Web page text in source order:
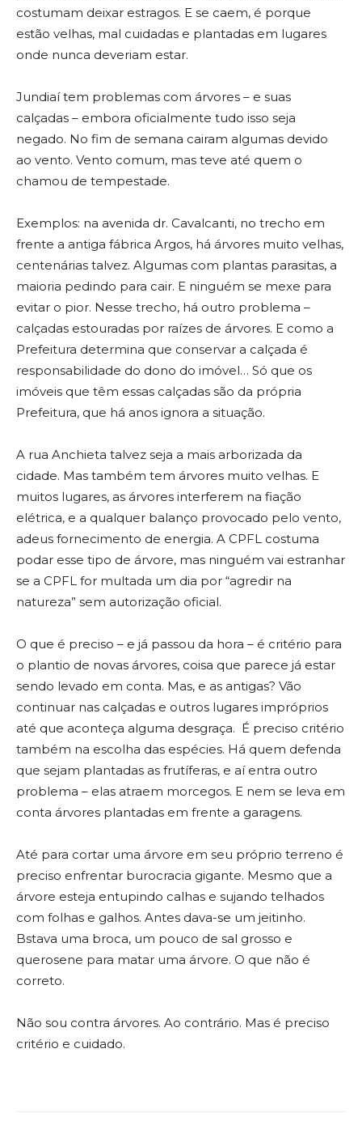
costumam deixar estragos. E se caem, é porque
estão velhas, mal cuidadas e plantadas em lugares
onde nunca deveriam estar.
Jundiaí tem problemas com árvores – e suas
calçadas – embora oficialmente tudo isso seja
negado. No fim de semana cairam algumas devido
ao vento. Vento comum, mas teve até quem o
chamou de tempestade.
Exemplos: na avenida dr. Cavalcanti, no trecho em
frente a antiga fábrica Argos, há árvores muito velhas,
centenárias talvez. Algumas com plantas parasitas, a
maioria pedindo para cair. E ninguém se mexe para
evitar o pior. Nesse trecho, há outro problema –
calçadas estouradas por raízes de árvores. E como a
Prefeitura determina que conservar a calçada é
responsabilidade do dono do imóvel… Só que os
imóveis que têm essas calçadas são da própria
Prefeitura, que há anos ignora a situação.
A rua Anchieta talvez seja a mais arborizada da
cidade. Mas também tem árvores muito velhas. E
muitos lugares, as árvores interferem na fiação
elétrica, e a qualquer balanço provocado pelo vento,
adeus fornecimento de energia. A CPFL costuma
podar esse tipo de árvore, mas ninguém vai estranhar
se a CPFL for multada um dia por “agredir na
natureza” sem autorização oficial.
O que é preciso – e já passou da hora – é critério para
o plantio de novas árvores, coisa que parece já estar
sendo levado em conta. Mas, e as antigas? Vão
continuar nas calçadas e outros lugares impróprios
até que aconteça alguma desgraça. É preciso critério
também na escolha das espécies. Há quem defenda
que sejam plantadas as frutíferas, e aí entra outro
problema – elas atraem morcegos. E nem se leva em
conta árvores plantadas em frente a garagens.
Até para cortar uma árvore em seu próprio terreno é
preciso enfrentar burocracia gigante. Mesmo que a
árvore esteja entupindo calhas e sujando telhados
com folhas e galhos. Antes dava-se um jeitinho.
Bstava uma broca, um pouco de sal grosso e
querosene para matar uma árvore. O que não é
correto.
Não sou contra árvores. Ao contrário. Mas é preciso
critério e cuidado.